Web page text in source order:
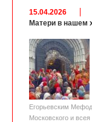
15.04.2026
Матери в нашем
Егорьевским
Московского и